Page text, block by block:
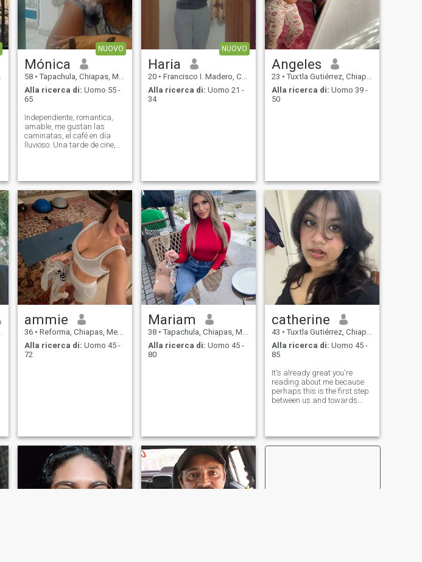
NUOVO
Mónica
58 • Tapachula, Chiapas, Messico
Alla ricerca di: Uomo 55 -
65
Independiente, romantica,
amable, me gustan las
caminatas, el café en día
lluvioso. Una tarde de cine,
NUOVO
Haria
20 • Francisco I. Madero, Chiapas, Messico
Alla ricerca di: Uomo 21 -
34
Angeles
23 • Tuxtla Gutiérrez, Chiapas, Messico
Alla ricerca di: Uomo 39 -
50
ammie
36 • Reforma, Chiapas, Messico
Alla ricerca di: Uomo 45 -
72
Mariam
38 • Tapachula, Chiapas, Messico
Alla ricerca di: Uomo 45 -
80
catherine
43 • Tuxtla Gutiérrez, Chiapas, Messico
Alla ricerca di: Uomo 45 -
85
It's already great you're
reading about me because
perhaps this is the first step
between us and towards
faithfulness in relations and
the one who can present you